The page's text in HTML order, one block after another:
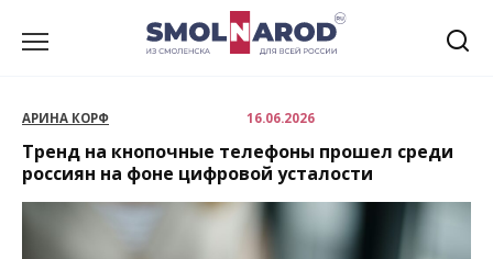
АРИНА КОРФ 16.06.2026
Тренд на кнопочные телефоны прошел среди
россиян на фоне цифровой усталости